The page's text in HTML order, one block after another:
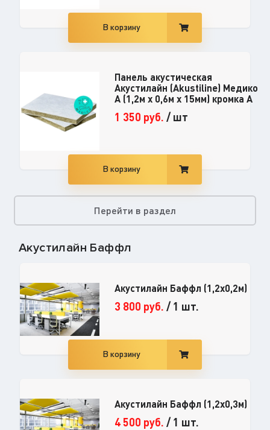
В корзину
Панель акустическая
Акустилайн (Akustiline) Медико
А (1,2м х 0,6м х 15мм) кромка А
1 350 руб. /шт
В корзину
Перейти в раздел
Акустилайн Баффл
Акустилайн Баффл (1,2x0,2м)
3 800 руб. /1 шт.
В корзину
Акустилайн Баффл (1,2x0,3м)
4 500 руб. /1 шт.